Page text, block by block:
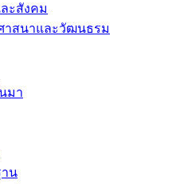
ะสังคม
าสนาและวัฒนธรม
มา
น